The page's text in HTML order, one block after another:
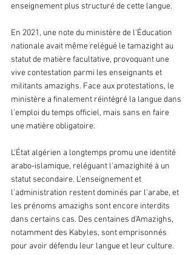
enseignement plus structuré de cette langue.
En 2021, une note du ministère de l'Éducation
nationale avait même relégué le tamazight au
statut de matière facultative, provoquant une
vive contestation parmi les enseignants et
militants amazighs. Face aux protestations, le
ministère a finalement réintégré la langue dans
l'emploi du temps officiel, mais sans en faire
une matière obligatoire.
L'État algérien a longtemps promu une identité
arabo-islamique, reléguant l'amazighité à un
statut secondaire. L'enseignement et
l'administration restent dominés par l'arabe, et
les prénoms amazighs sont encore interdits
dans certains cas. Des centaines d'Amazighs,
notamment des Kabyles, sont emprisonnés
pour avoir défendu leur langue et leur culture.